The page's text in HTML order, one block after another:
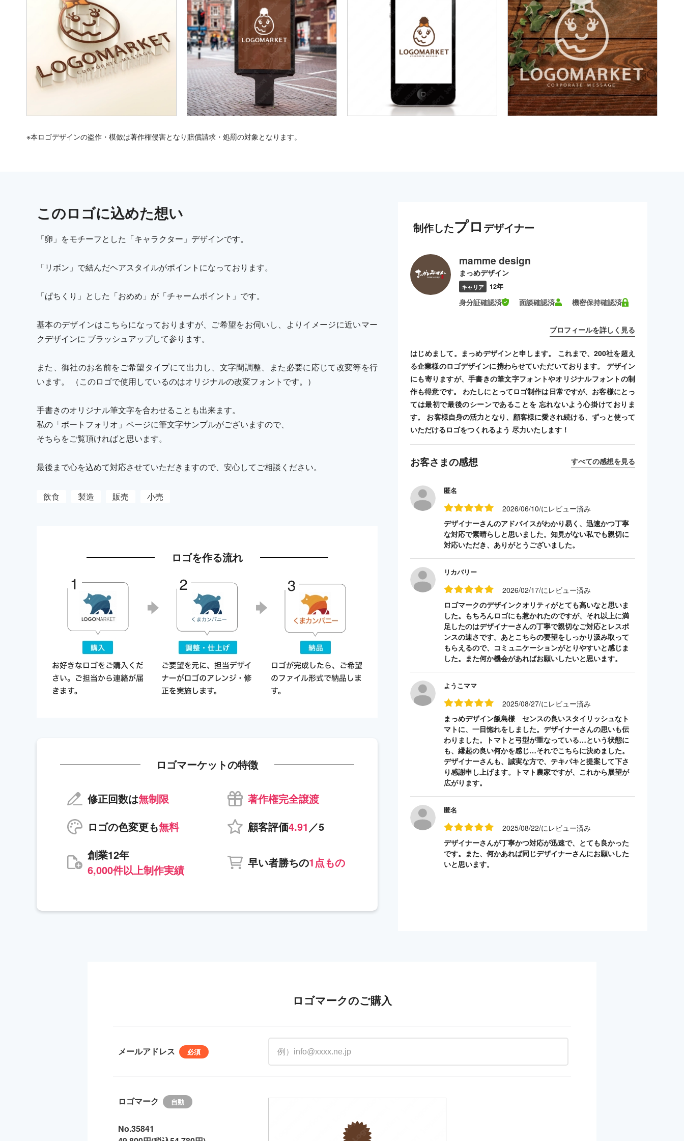
※本ロゴデザインの盗作・模倣は著作権侵害となり賠償請求・処罰の対象となります。
このロゴに込めた想い
「卵」をモチーフとした「キャラクター」デザインです。
「リボン」で結んだヘアスタイルがポイントになっております。
「ぱちくり」とした「おめめ」が「チャームポイント」です。
基本のデザインはこちらになっておりますが、ご希望をお伺いし、よりイメージに近いマー
クデザインに ブラッシュアップして参ります。
また、御社のお名前をご希望タイプにて出力し、文字間調整、また必要に応じて改変等を行
います。 （このロゴで使用しているのはオリジナルの改変フォントです。）
手書きのオリジナル筆文字を合わせることも出来ます。
私の「ポートフォリオ」ページに筆文字サンプルがございますので、
そちらをご覧頂ければと思います。
最後まで心を込めて対応させていただきますので、安心してご相談ください。
飲食 製造 販売 小売
ロゴを作る流れ
ロゴマーケットの特徴
修正回数は無制限
著作権完全譲渡
ロゴの色変更も無料 顧客評価4.91 ／5
創業12年
6,000件以上制作実績
早い者勝ちの1点もの
制作したプロ デザイナー
mamme design
まっめデザイン
キャリア 12年
身分証確認済 面談確認済 機密保持確認済
プロフィールを詳しく見る
はじめまして。まっめデザインと申します。 これまで、200社を超え
る企業様のロゴデザインに携わらせていただいております。 デザイン
にも寄りますが、手書きの筆文字フォントやオリジナルフォントの制
作も得意です。 わたしにとってロゴ制作は日常ですが、お客様にとっ
ては最初で最後のシーンであることを 忘れないよう心掛けておりま
す。 お客様自身の活力となり、顧客様に愛され続ける、ずっと使って
いただけるロゴをつくれるよう 尽力いたします！
お客さまの感想 すべての感想を見る
匿名
2026/06/10/にレビュー済み
デザイナーさんのアドバイスがわかり易く、迅速かつ丁寧
な対応で素晴らしと思いました。知見がない私でも親切に
対応いただき、ありがとうございました。
リカバリー
2026/02/17/にレビュー済み
ロゴマークのデザインクオリティがとても高いなと思いま
した。もちろんロゴにも惹かれたのですが、それ以上に満
足したのはデザイナーさんの丁寧で親切なご対応とレスポ
ンスの速さです。あとこちらの要望をしっかり汲み取って
もらえるので、コミュニケーションがとりやすいと感じま
した。また何か機会があればお願いしたいと思います。
ようこママ
2025/08/27/にレビュー済み
まっめデザイン飯島様 センスの良いスタイリッシュなト
マトに、一目惚れをしました。デザイナーさんの思いも伝
わりました。トマトと弓型が重なっている…という状態に
も、縁起の良い何かを感じ…それでこちらに決めました。
デザイナーさんも、誠実な方で、テキパキと提案して下さ
り感謝申し上げます。トマト農家ですが、これから展望が
広がります。
匿名
2025/08/22/にレビュー済み
デザイナーさんが丁寧かつ対応が迅速で、とても良かった
です。また、何かあれば同じデザイナーさんにお願いした
いと思います。
ロゴマークのご購入
メールアドレス
ロゴマーク
No.35841